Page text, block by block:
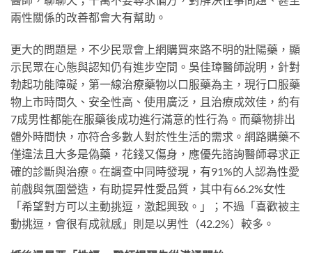
兩性關係的改善都會大有幫助。
更大的問題是，不少民眾會上網購買來路不明的壯陽藥，顯
示民眾在心態與認知仍有進步空間。吳佳璋醫師說明，針對
勃起功能障礙，第一線治療藥物以口服藥為主，現行口服藥
物上市時間久、安全性高、使用廣泛，且治療成效佳，約有
7成男性都能在服藥後成功進行滿意的性行為。而藥物排出
體外時間快，亦符合多數人對於性生活的需求。網路購藥不
僅違法且大多是偽藥，花錢又傷身，應優先諮詢醫師尋求正
確的診斷與治療。在調查中同時發現，有91%的人認為性愛
前戲與氛圍營造，有助提昇性愛品質，其中有66.2%女性
「希望對方可以主動挑逗，激起興致。」；不過「喜歡被主
動挑逗，會很有成就感」則是以男性（42.2%）較多。